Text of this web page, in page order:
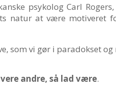
psykolog Carl
natur at være motiveret
som vi gør i paradokset
andre, så lad være.